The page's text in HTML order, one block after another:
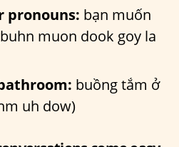
pronouns: bạn muốn
muon dook goy la
buồng tắm ở
uh dow)